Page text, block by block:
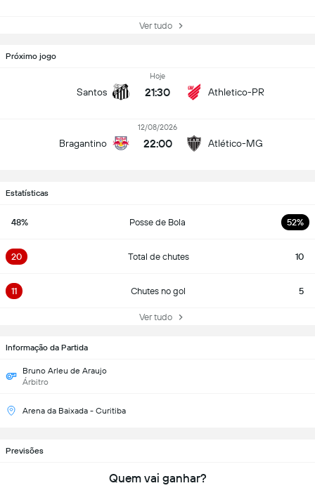
Ver tudo
Próximo jogo
Santos
Hoje
21:30 Athletico-PR
Bragantino
12/08/2026
22:00 Atlético-MG
Estatísticas
48% Posse de Bola 52%
20 Total de chutes 10
11 Chutes no gol 5
Ver tudo
Informação da Partida
Bruno Arleu de Araujo
Árbitro
Arena da Baixada - Curitiba
Previsões
Quem vai ganhar?